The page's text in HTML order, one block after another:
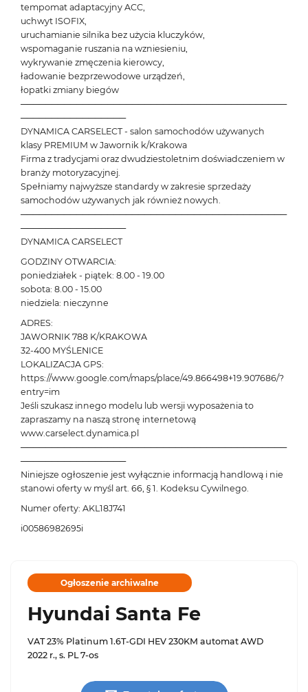
tempomat adaptacyjny ACC,
uchwyt ISOFIX,
uruchamianie silnika bez użycia kluczyków,
wspomaganie ruszania na wzniesieniu,
wykrywanie zmęczenia kierowcy,
ładowanie bezprzewodowe urządzeń,
łopatki zmiany biegów
───────────────────────────────────────────
─────────────────
DYNAMICA CARSELECT - salon samochodów używanych
klasy PREMIUM w Jawornik k/Krakowa
Firma z tradycjami oraz dwudziestoletnim doświadczeniem w
branży motoryzacyjnej.
Spełniamy najwyższe standardy w zakresie sprzedaży
samochodów używanych jak również nowych.
───────────────────────────────────────────
─────────────────
DYNAMICA CARSELECT
GODZINY OTWARCIA:
poniedziałek - piątek: 8.00 - 19.00
sobota: 8.00 - 15.00
niedziela: nieczynne
ADRES:
JAWORNIK 788 K/KRAKOWA
32-400 MYŚLENICE
LOKALIZACJA GPS:
https://www.google.com/maps/place/49.866498+19.907686/?
entry=im
Jeśli szukasz innego modelu lub wersji wyposażenia to
zapraszamy na naszą stronę internetową
www.carselect.dynamica.pl
───────────────────────────────────────────
─────────────────
Niniejsze ogłoszenie jest wyłącznie informacją handlową i nie
stanowi oferty w myśl art. 66, § 1. Kodeksu Cywilnego.
Numer oferty: AKL18J741
i00586982695i
Ogłoszenie archiwalne
Hyundai Santa Fe
VAT 23% Platinum 1.6T-GDI HEV 230KM automat AWD
2022 r., s. PL 7-os